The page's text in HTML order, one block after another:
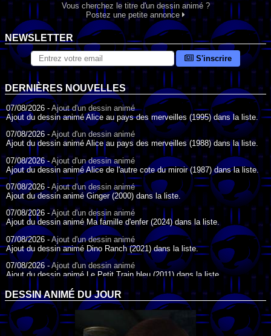
Vous cherchez le titre d'un dessin animé ?
Postez une petite annonce
NEWSLETTER
S'inscrire
DERNIÈRES NOUVELLES
07/08/2026 - Ajout d'un dessin animé
Ajout du dessin animé Alice au pays des merveilles (1995) dans la liste.
07/08/2026 -Ajout d'un dessin animé
Ajout du dessin animé Alice au pays des merveilles (1988) dans la liste.
07/08/2026 -Ajout d'un dessin animé
Ajout du dessin animé Alice de l'autre cote du miroir (1987) dans la liste.
07/08/2026 - Ajout d'un dessin animé
Ajout du dessin animé Ginger (2000) dans la liste.
07/08/2026 - Ajout d'un dessin animé
Ajout du dessin animé Ma famille d'enfer (2024) dans la liste.
07/08/2026 -Ajout d'un dessin animé
Ajout du dessin animé Dino Ranch (2021) dans la liste.
07/08/2026 -Ajout d'un dessin animé
Ajout du dessin animé Le Petit Train bleu (2011) dans la liste.
07/08/2026 -Ajout d'un dessin animé
Ajout du dessin animé Agent Spécial Oso (2009) dans la liste.
17/07/2026 -
Ajout d'un dessin animé
Ajout du dessin animé Peter Pan (1988) dans la liste.
DESSIN ANIMÉ DU JOUR